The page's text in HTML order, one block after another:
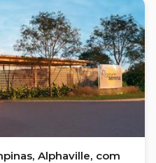
Alphaville, com